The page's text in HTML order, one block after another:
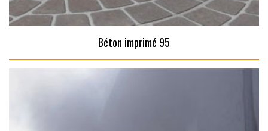
Béton imprimé 95